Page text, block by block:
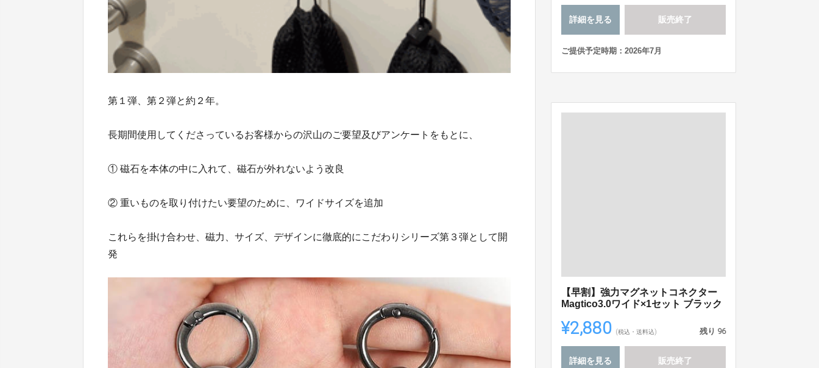
第１弾、第２弾と約２年。
長期間使用してくださっているお客様からの沢山のご要望及びアンケートをもとに、
① 磁石を本体の中に入れて、磁石が外れないよう改良
② 重いものを取り付けたい要望のために、ワイドサイズを追加
これらを掛け合わせ、磁力、サイズ、デザインに徹底的にこだわりシリーズ第３弾として開
発
詳細を見る 販売終了
ご提供予定時期：2026年7月
【早割】強力マグネットコネクター
Magtico3.0ワイド×1セット ブラック
¥2,880 (税込・送料込) 残り 96
詳細を見る 販売終了